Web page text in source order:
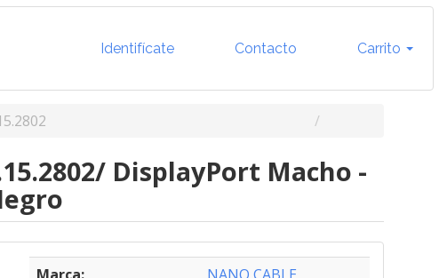
Identifícate Contacto Carrito
DisplayPort Macho -